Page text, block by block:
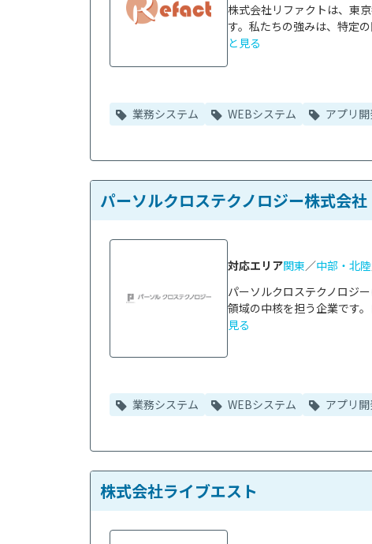
株式会社リファクトは、東
す。私たちの強みは、特定
と見る
業務システム WEBシステム アプリ
パーソルクロステクノロジー株式会社
パーソルクロステクノロジ
領域の中核を担う企業です
見る
対応エリア関東／中部・北陸
業務システム WEBシステム アプリ
株式会社ライブエスト